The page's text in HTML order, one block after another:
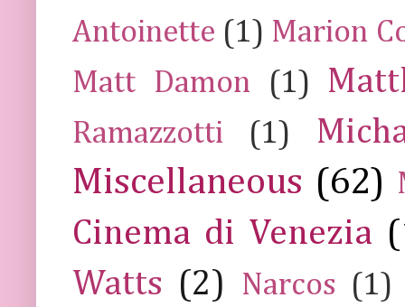
Antoinette (1) Marion
Matt Damon
(1)
Ramazzotti (1)
Miscellaneous (62)
Cinema di Venezia
Watts (2) Narcos (1)